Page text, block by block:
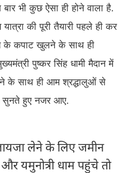
भी कुछ ऐसा ही होने वाला है.
की पूरी तैयारी पहले ही कर
के कपाट खुलने के साथ ही
पुष्कर सिंह धामी मैदान में
के साथ ही आम श्रद्धालुओं से
सुनते हुए नजर आए.
जायजा लेने के लिए जमीन
यमुनोत्री धाम पहुंचे तो